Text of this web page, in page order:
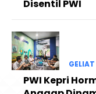
Disentil PWI
PWI Kepri